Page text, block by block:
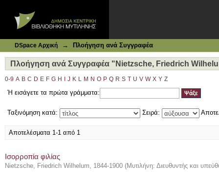
DSpace Αρχική → Πλοήγηση ανά Συγγραφέα
Πλοήγηση ανά Συγγραφέα "Nietzsche, Friedrich
0-9 A B C D E F G H J K L M N O P Q R S T U V W X Y Z
Ή εισάγετε τα πρώτα γράμματα:
Ταξινόμηση κατά: Σειρά:
Αποτελέσματα 1-1 από 1
Ισορροπία φιλίας
Nietzsche, Friedrich Wilhelum, 1844-1900 (Μυτιλήνη: Διευθυντής και